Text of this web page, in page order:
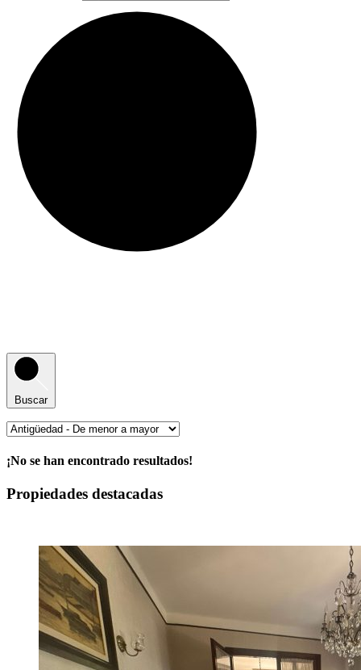
Buscar
¡No se han encontrado resultados!
Propiedades destacadas